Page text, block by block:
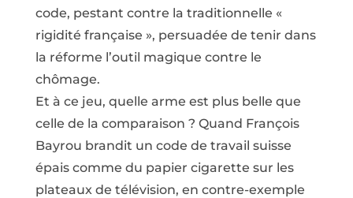
code, pestant contre la traditionnelle «
rigidité française », persuadée de tenir dans
la réforme l’outil magique contre le
chômage.
Et à ce jeu, quelle arme est plus belle que
celle de la comparaison ? Quand François
Bayrou brandit un code de travail suisse
épais comme du papier cigarette sur les
plateaux de télévision, en contre-exemple